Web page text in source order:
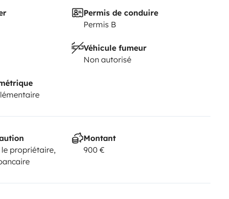
Permis de conduire
Permis B
Véhicule fumeur
Non autorisé
propriétaire,
Montant
900 €